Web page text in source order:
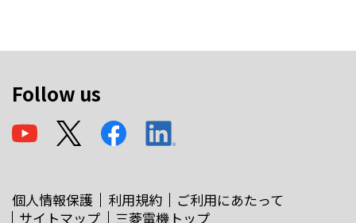
Follow us
個人情報保護 利用規約
ご利用にあたって
サイトマップ
三菱電機トップ